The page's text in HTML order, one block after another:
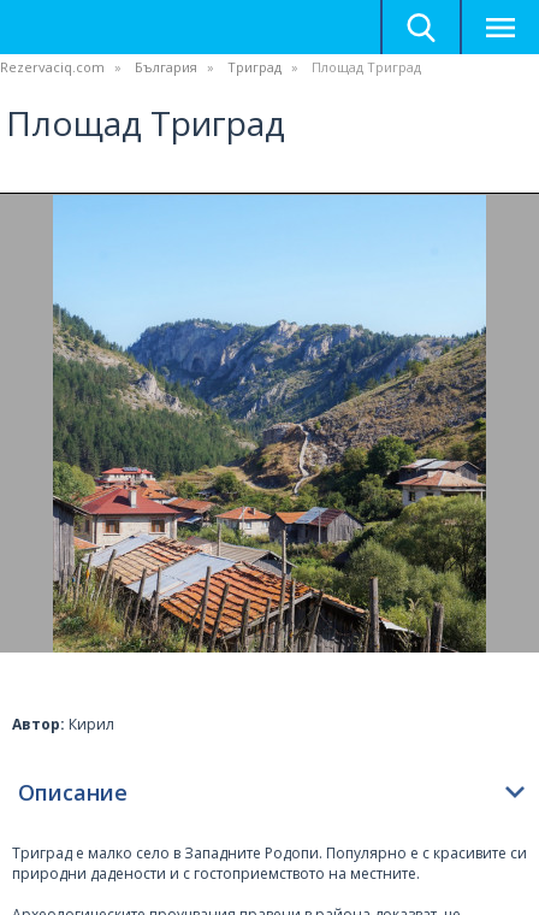
Rezervaciq.com България Триград Площад Триград
Площад Триград
Автор: Кирил
Описание
Триград е малко село в Западните Родопи. Популярно е с красивите си
природни дадености и с гостоприемството на местните.